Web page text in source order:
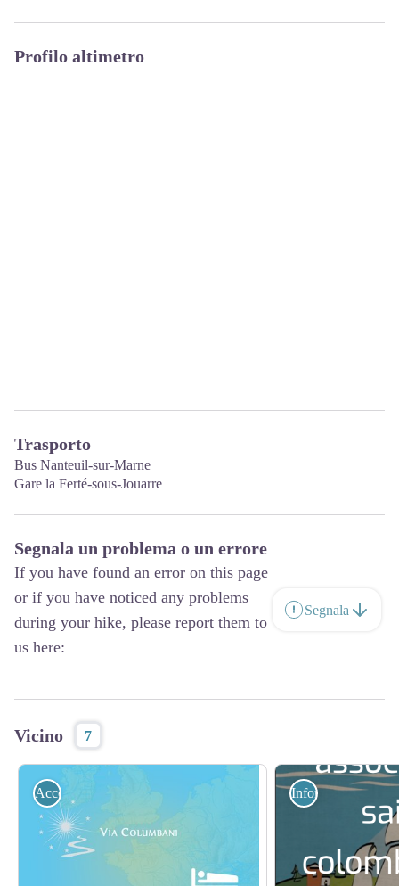
Profilo altimetro
Trasporto
Bus Nanteuil-sur-Marne
Gare la Ferté-sous-Jouarre
Segnala un problema o un errore
If you have found an error on this page
or if you have noticed any problems
during your hike, please report them to
us here:
Segnala
Vicino 7
Accoglienza Informazione